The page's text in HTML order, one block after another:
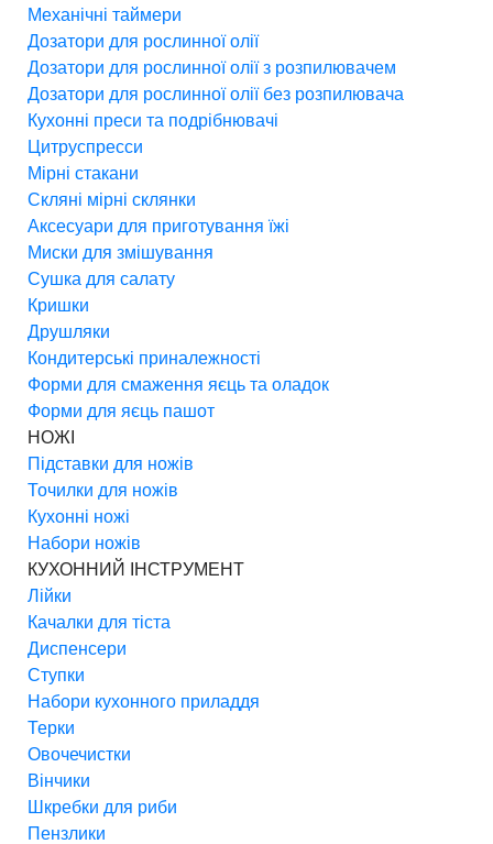
Механічні таймери
Дозатори для рослинної олії
Дозатори для рослинної олії з розпилювачем
Дозатори для рослинної олії без розпилювача
Кухонні преси та подрібнювачі
Цитруспресси
Мірні стакани
Скляні мірні склянки
Аксесуари для приготування їжі
Миски для змішування
Сушка для салату
Кришки
Друшляки
Кондитерські приналежності
Форми для смаження яєць та оладок
Форми для яєць пашот
НОЖІ
Підставки для ножів
Точилки для ножів
Кухонні ножі
Набори ножів
КУХОННИЙ ІНСТРУМЕНТ
Лійки
Качалки для тіста
Диспенсери
Ступки
Набори кухонного приладдя
Терки
Овочечистки
Вінчики
Шкребки для риби
Пензлики